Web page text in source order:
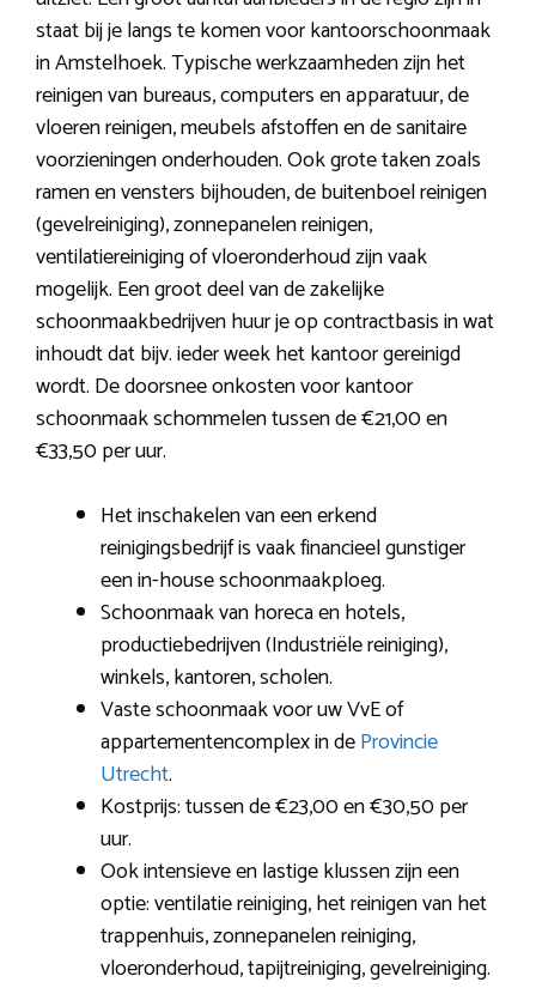
staat bij je langs te komen voor kantoorschoonmaak
in Amstelhoek. Typische werkzaamheden zijn het
reinigen van bureaus, computers en apparatuur, de
vloeren reinigen, meubels afstoffen en de sanitaire
voorzieningen onderhouden. Ook grote taken zoals
ramen en vensters bijhouden, de buitenboel reinigen
(gevelreiniging), zonnepanelen reinigen,
ventilatiereiniging of vloeronderhoud zijn vaak
mogelijk. Een groot deel van de zakelijke
schoonmaakbedrijven huur je op contractbasis in wat
inhoudt dat bijv. ieder week het kantoor gereinigd
wordt. De doorsnee onkosten voor kantoor
schoonmaak schommelen tussen de €21,00 en
€33,50 per uur.
Het inschakelen van een erkend
reinigingsbedrijf is vaak financieel gunstiger
een in-house schoonmaakploeg.
Schoonmaak van horeca en hotels,
productiebedrijven (Industriële reiniging),
winkels, kantoren, scholen.
Vaste schoonmaak voor uw VvE of
appartementencomplex in deProvincie
Utrecht.
Kostprijs: tussen de €23,00 en €30,50 per
uur.
Ook intensieve en lastige klussen zijn een
optie: ventilatie reiniging, het reinigen van het
trappenhuis, zonnepanelen reiniging,
vloeronderhoud, tapijtreiniging, gevelreiniging.